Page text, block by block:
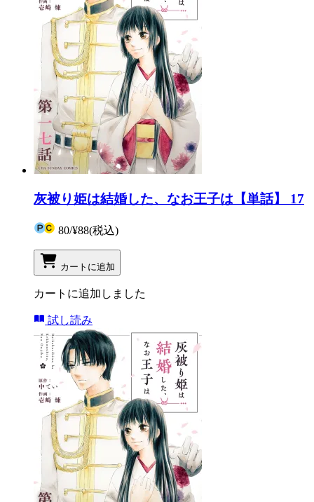
灰被り姫は結婚した、なお王子は【単話】 17
80/¥88(税込)
カートに追加
カートに追加しました
試し読み